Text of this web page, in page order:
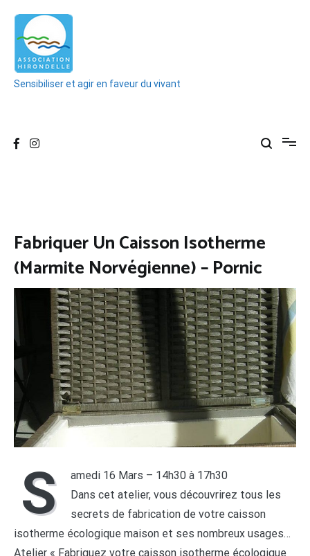
contenu
Sensibiliser et agir en faveur du vivant
Fabriquer Un Caisson Isotherme
(Marmite Norvégienne) – Pornic
S
amedi 16 Mars – 14h30 à 17h30
Dans cet atelier, vous découvrirez tous les
secrets de fabrication de votre caisson
isotherme écologique maison et ses nombreux usages…
Atelier « Fabriquez votre caisson isotherme écologique